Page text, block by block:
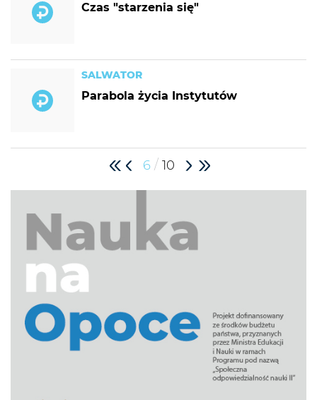
Czas "starzenia się"
SALWATOR
Parabola życia Instytutów
6 / 10